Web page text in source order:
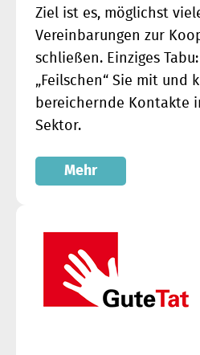
Ziel ist es, möglichst
Vereinbarungen zur
schließen. Einziges
„Feilschen“ Sie mit und
bereichernde Kontakte
Sektor.
Mehr